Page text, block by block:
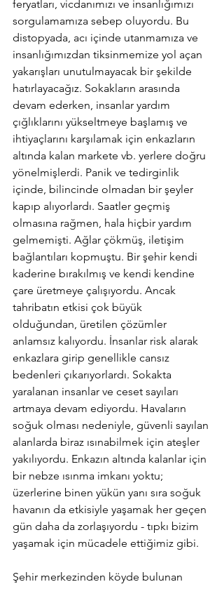
feryatları, vicdanımızı ve insanlığımızı
sorgulamamıza sebep oluyordu. Bu
distopyada, acı içinde utanmamıza ve
insanlığımızdan tiksinmemize yol açan
yakarışları unutulmayacak bir şekilde
hatırlayacağız. Sokakların arasında
devam ederken, insanlar yardım
çığlıklarını yükseltmeye başlamış ve
ihtiyaçlarını karşılamak için enkazların
altında kalan markete vb. yerlere doğru
yönelmişlerdi. Panik ve tedirginlik
içinde, bilincinde olmadan bir şeyler
kapıp alıyorlardı. Saatler geçmiş
olmasına rağmen, hala hiçbir yardım
gelmemişti. Ağlar çökmüş, iletişim
bağlantıları kopmuştu. Bir şehir kendi
kaderine bırakılmış ve kendi kendine
çare üretmeye çalışıyordu. Ancak
tahribatın etkisi çok büyük
olduğundan, üretilen çözümler
anlamsız kalıyordu. İnsanlar risk alarak
enkazlara girip genellikle cansız
bedenleri çıkarıyorlardı. Sokakta
yaralanan insanlar ve ceset sayıları
artmaya devam ediyordu. Havaların
soğuk olması nedeniyle, güvenli sayılan
alanlarda biraz ısınabilmek için ateşler
yakılıyordu. Enkazın altında kalanlar için
bir nebze ısınma imkanı yoktu;
üzerlerine binen yükün yanı sıra soğuk
havanın da etkisiyle yaşamak her geçen
gün daha da zorlaşıyordu - tıpkı bizim
yaşamak için mücadele ettiğimiz gibi.
Şehir merkezinden köyde bulunan